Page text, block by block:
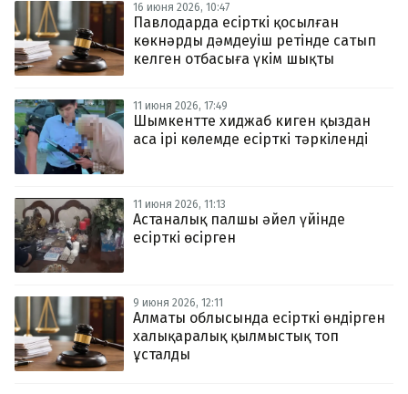
16 июня 2026, 10:47
Павлодарда есірткі қосылған
көкнәрды дәмдеуіш ретінде сатып
келген отбасыға үкім шықты
11 июня 2026, 17:49
Шымкентте хиджаб киген қыздан
аса ірі көлемде есірткі тәркіленді
11 июня 2026, 11:13
Астаналық палшы әйел үйінде
есірткі өсірген
9 июня 2026, 12:11
Алматы облысында есірткі өндірген
халықаралық қылмыстық топ
ұсталды